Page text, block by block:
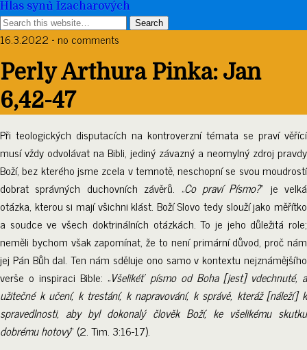
Hlas synů Izacharových
16.3.2022 • no comments
Perly Arthura Pinka: Jan
6,42-47
Při teologických disputacích na kontroverzní témata se praví věřící
musí vždy odvolávat na Bibli, jediný závazný a neomylný zdroj pravdy
Boží, bez kterého jsme zcela v temnotě, neschopní se svou moudrostí
dobrat správných duchovních závěrů. „Co praví Písmo?“ je velká
otázka, kterou si mají všichni klást. Boží Slovo tedy slouží jako měřítko
a soudce ve všech doktrinálních otázkách. To je jeho důležitá role;
neměli bychom však zapomínat, že to není primární důvod, proč nám
jej Pán Bůh dal. Ten nám sděluje ono samo v kontextu nejznámějšího
verše o inspiraci Bible: „Všelikéť písmo od Boha [jest] vdechnuté, a
užitečné k učení, k trestání, k napravování, k správě, kteráž [náleží] k
spravedlnosti, aby byl dokonalý člověk Boží, ke všelikému skutku
dobrému hotový“ (2. Tim. 3:16-17).